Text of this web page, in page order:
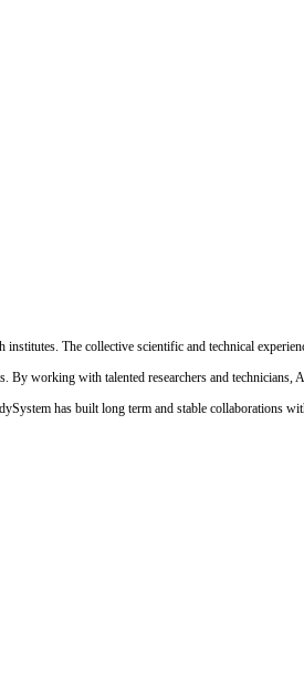
The collective scientific and technical
working with talented researchers and technicians,
has built long term and stable collaborations